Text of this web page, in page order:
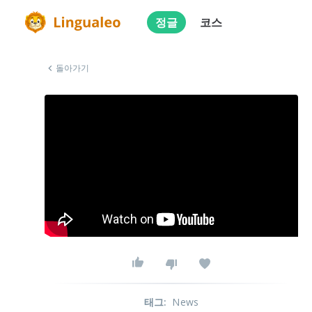
정글 코스
돌아가기
태그: News